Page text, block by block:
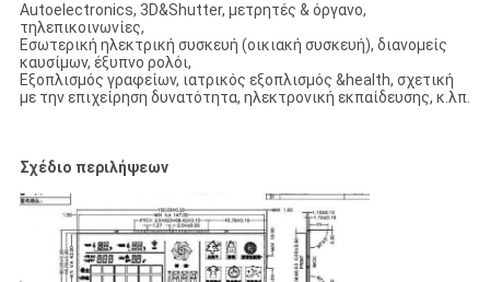
Autoelectronics, 3D&Shutter, μετρητές & όργανο,
τηλεπικοινωνίες,
Εσωτερική ηλεκτρική συσκευή (οικιακή συσκευή), διανομείς
καυσίμων, έξυπνο ρολόι,
Εξοπλισμός γραφείων, ιατρικός εξοπλισμός &health, σχετική
με την επιχείρηση δυνατότητα, ηλεκτρονική εκπαίδευσης, κ.λπ.
Σχέδιο περιλήψεων